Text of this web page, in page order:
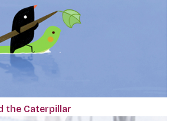
the Caterpillar